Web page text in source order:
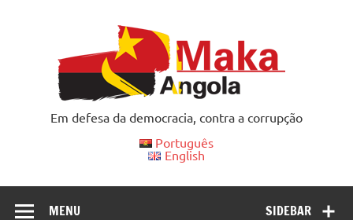
Em defesa da democracia, contra a corrupção
Português
English
SIDEBAR
MENU